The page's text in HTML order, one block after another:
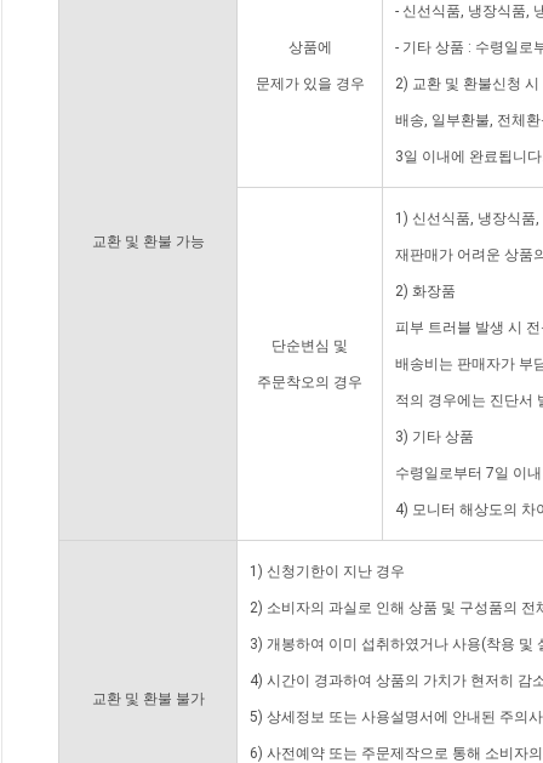
교환 및 환불 가능
상품에
문제가 있을 경우
- 신선식품, 냉장식품,
- 기타 상품 : 수령일로
2) 교환 및 환불신청
배송, 일부환불, 전체
3일 이내에 완료됩니
단순변심 및
주문착오의 경우
1) 신선식품, 냉장식품
재판매가 어려운 상품
2) 화장품
피부 트러블 발생 시
배송비는 판매자가 부
적의 경우에는 진단서
3) 기타 상품
수령일로부터 7일 이
4) 모니터 해상도의 차
교환 및 환불 불가
1) 신청기한이 지난 경우
2) 소비자의 과실로 인해 상품 및 구성품의
3) 개봉하여 이미 섭취하였거나 사용(착용 및
4) 시간이 경과하여 상품의 가치가 현저히 감
5) 상세정보 또는 사용설명서에 안내된 주의
6) 사전예약 또는 주문제작으로 통해 소비자